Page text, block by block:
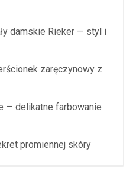
damskie Rieker — styl i
zaręczynowy z
— delikatne farbowanie
promiennej skóry